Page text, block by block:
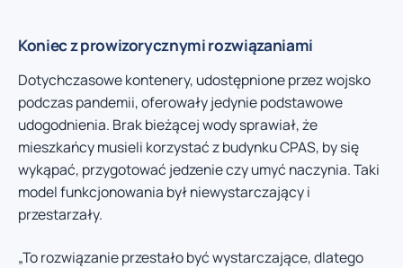
Koniec z prowizorycznymi rozwiązaniami
Dotychczasowe kontenery, udostępnione przez wojsko
podczas pandemii, oferowały jedynie podstawowe
udogodnienia. Brak bieżącej wody sprawiał, że
mieszkańcy musieli korzystać z budynku CPAS, by się
wykąpać, przygotować jedzenie czy umyć naczynia. Taki
model funkcjonowania był niewystarczający i
przestarzały.
„To rozwiązanie przestało być wystarczające, dlatego